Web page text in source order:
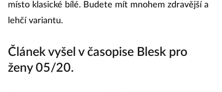
místo klasické bílé. Budete mít mnohem zdravější a
lehčí variantu.
Článek vyšel v časopise Blesk pro
ženy 05/20.